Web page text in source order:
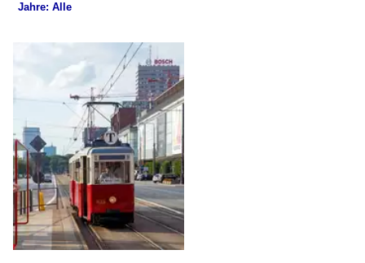
Polen
Stadtverkehr
Straßenbahn Posen (Poznań)
Straßenbahn Warschau (Warszawa)
Jahre: Alle
2010